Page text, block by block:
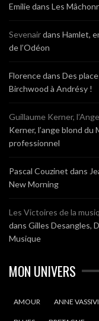
Emiliedans Les
Sevenairdans Hamlet,
de l’Odéon
Florencedans Des
Birchwood à Andrésy !
Guillaume Kerner,
Kerner, l’ange blond
professionnel
Pascal Couzinet dans
New Morning
Les Victoires de la
dans Gilles Desangles,
Musique
MON UNIVERS
AMOUR ANNE